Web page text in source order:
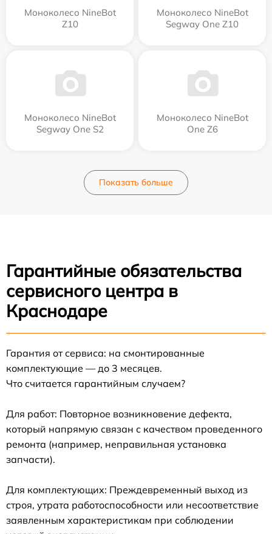
Моноколесо NineBot
Z10
Моноколесо NineBot
Segway One Z10
Моноколесо NineBot
Segway One S2
Моноколесо NineBot
One Z6
Показать больше
Гарантийные обязательства
сервисного центра в
Краснодаре
Гарантия от сервиса: на смонтированные
комплектующие — до 3 месяцев.
Что считается гарантийным случаем?
Для работ: Повторное возникновение дефекта,
который напрямую связан с качеством проведенного
ремонта (например, неправильная установка
запчасти).
Для комплектующих: Преждевременный выход из
строя, утрата работоспособности или несоответствие
заявленным характеристикам при соблюдении